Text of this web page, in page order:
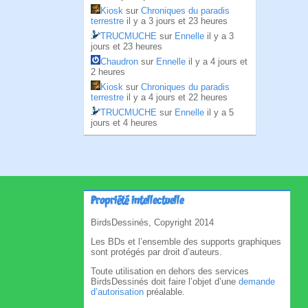
Kiosk sur Chroniques du paradis
terrestre il y a 3 jours et 23 heures
TRUCMUCHE sur Ennelle il y a 3
jours et 23 heures
Chaudron sur Ennelle il y a 4 jours et
2 heures
Kiosk sur Chroniques du paradis
terrestre il y a 4 jours et 22 heures
TRUCMUCHE sur Ennelle il y a 5
jours et 4 heures
Propriété intellectuelle
BirdsDessinés, Copyright 2014
Les BDs et l’ensemble des supports graphiques
sont protégés par droit d’auteurs.
Toute utilisation en dehors des services
BirdsDessinés doit faire l’objet d’une demande
d’autorisation préalable.